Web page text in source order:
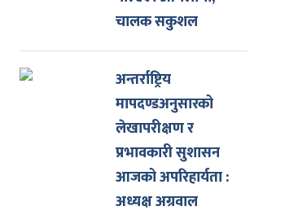
चालक सकुशल
अन्तर्राष्ट्रिय
मापदण्डअनुसारको
लेखापरीक्षण र
प्रभावकारी सुशासन
आजको अपरिहार्यता :
अध्यक्ष अग्रवाल